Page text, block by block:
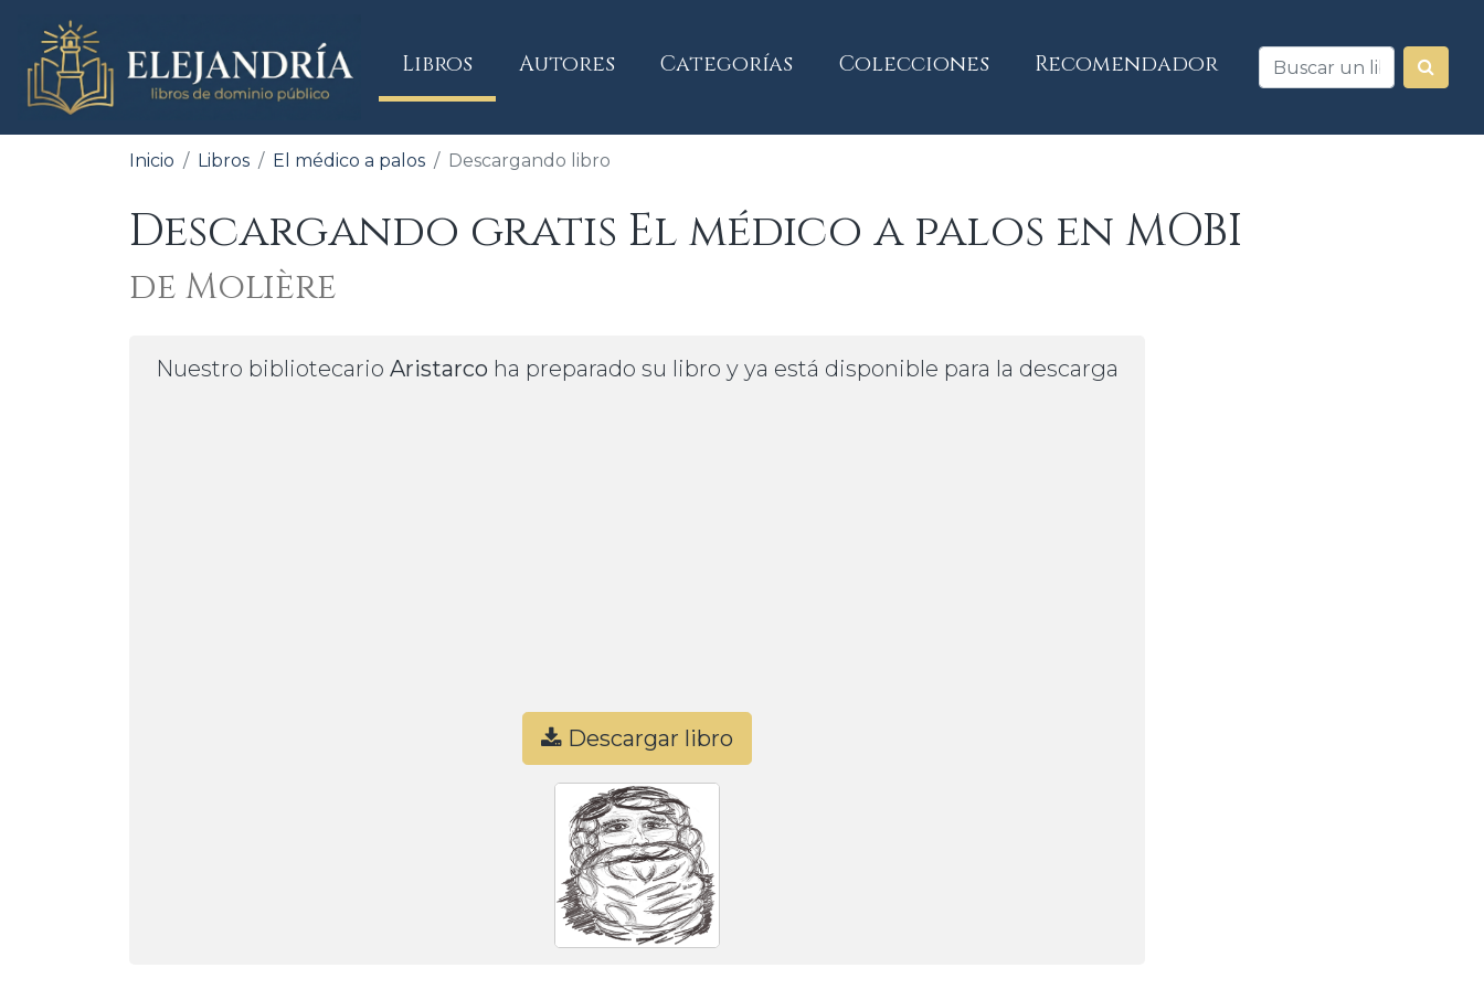
Libros(current)
Autores Categorías Colecciones Recomendador
Inicio Libros El médico a palos Descargando libro
Descargando gratis El médico a palos en MOBI
de Molière
Nuestro bibliotecario Aristarco ha preparado su libro y ya está disponible para la descarga
Descargar libro